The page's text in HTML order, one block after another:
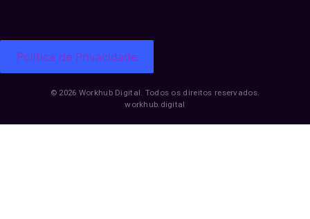
Politica de Privacidade
© 2026 Workhub Digital. Todos os direitos reservados.
workhub.digital